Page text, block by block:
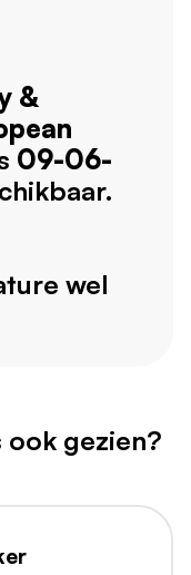
&
09-06-
wel
ook gezien?